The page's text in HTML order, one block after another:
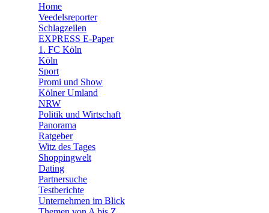
🛒 Shoppingwelt
Home
Veedelsreporter
Schlagzeilen
EXPRESS E-Paper
1. FC Köln
Köln
Sport
Promi und Show
Kölner Umland
NRW
Politik und Wirtschaft
Panorama
Ratgeber
Witz des Tages
Shoppingwelt
Dating
Partnersuche
Testberichte
Unternehmen im Blick